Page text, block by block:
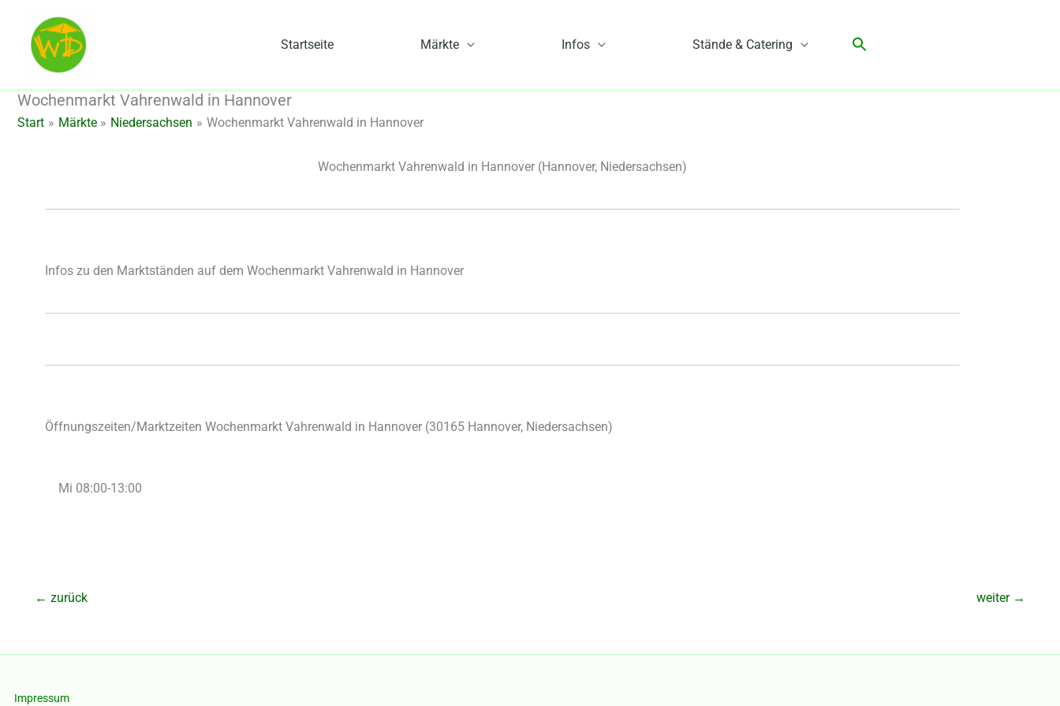
springen
Startseite Märkte Infos Stände & Catering
Wochenmarkt Vahrenwald in Hannover
Start Märkte Niedersachsen Wochenmarkt Vahrenwald in Hannover
Wochenmarkt Vahrenwald in Hannover (Hannover, Niedersachsen)
Infos zu den Marktständen auf dem Wochenmarkt Vahrenwald in Hannover
Öffnungszeiten/Marktzeiten Wochenmarkt Vahrenwald in Hannover (30165 Hannover, Niedersachsen)
Mi 08:00-13:00
← zurück weiter →
Impressum